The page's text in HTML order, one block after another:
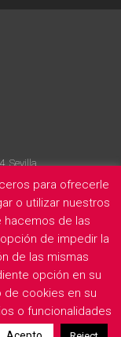
Sevilla
privacidad Cookies
para ofrecerle
o utilizar nuestros
hacemos de las
de impedir la
de las mismas
opción en su
de cookies en su
o funcionalidades